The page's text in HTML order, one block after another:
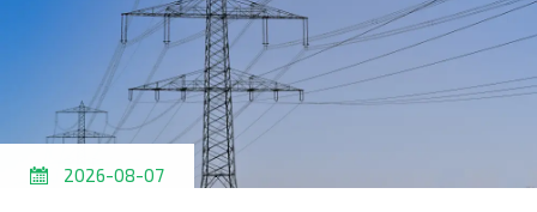
2026-08-07